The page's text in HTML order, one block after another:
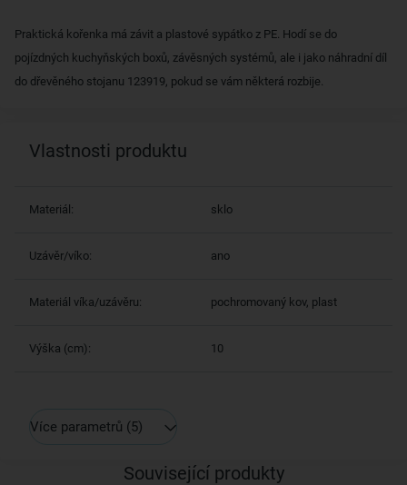
Praktická kořenka má závit a plastové sypátko z PE. Hodí se do
pojízdných kuchyňských boxů, závěsných systémů, ale i jako náhradní díl
do dřevěného stojanu 123919, pokud se vám některá rozbije.
Vlastnosti produktu
Materiál: sklo
Uzávěr/víko: ano
Materiál víka/uzávěru: pochromovaný kov, plast
Výška (cm): 10
Více parametrů (5)
Související produkty